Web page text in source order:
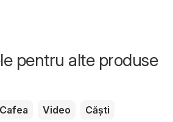
pentru alte produse
Cafea Video
Căști